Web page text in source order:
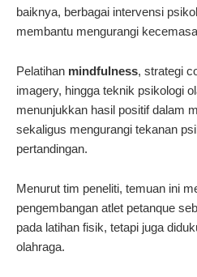
baiknya, berbagai intervensi
membantu mengurangi
Pelatihan mindfulness, strategi
imagery, hingga teknik psikologi
menunjukkan hasil positif dalam
sekaligus mengurangi tekanan
pertandingan.
Menurut tim peneliti, temuan ini
pengembangan atlet petanque
pada latihan fisik, tetapi juga
olahraga.